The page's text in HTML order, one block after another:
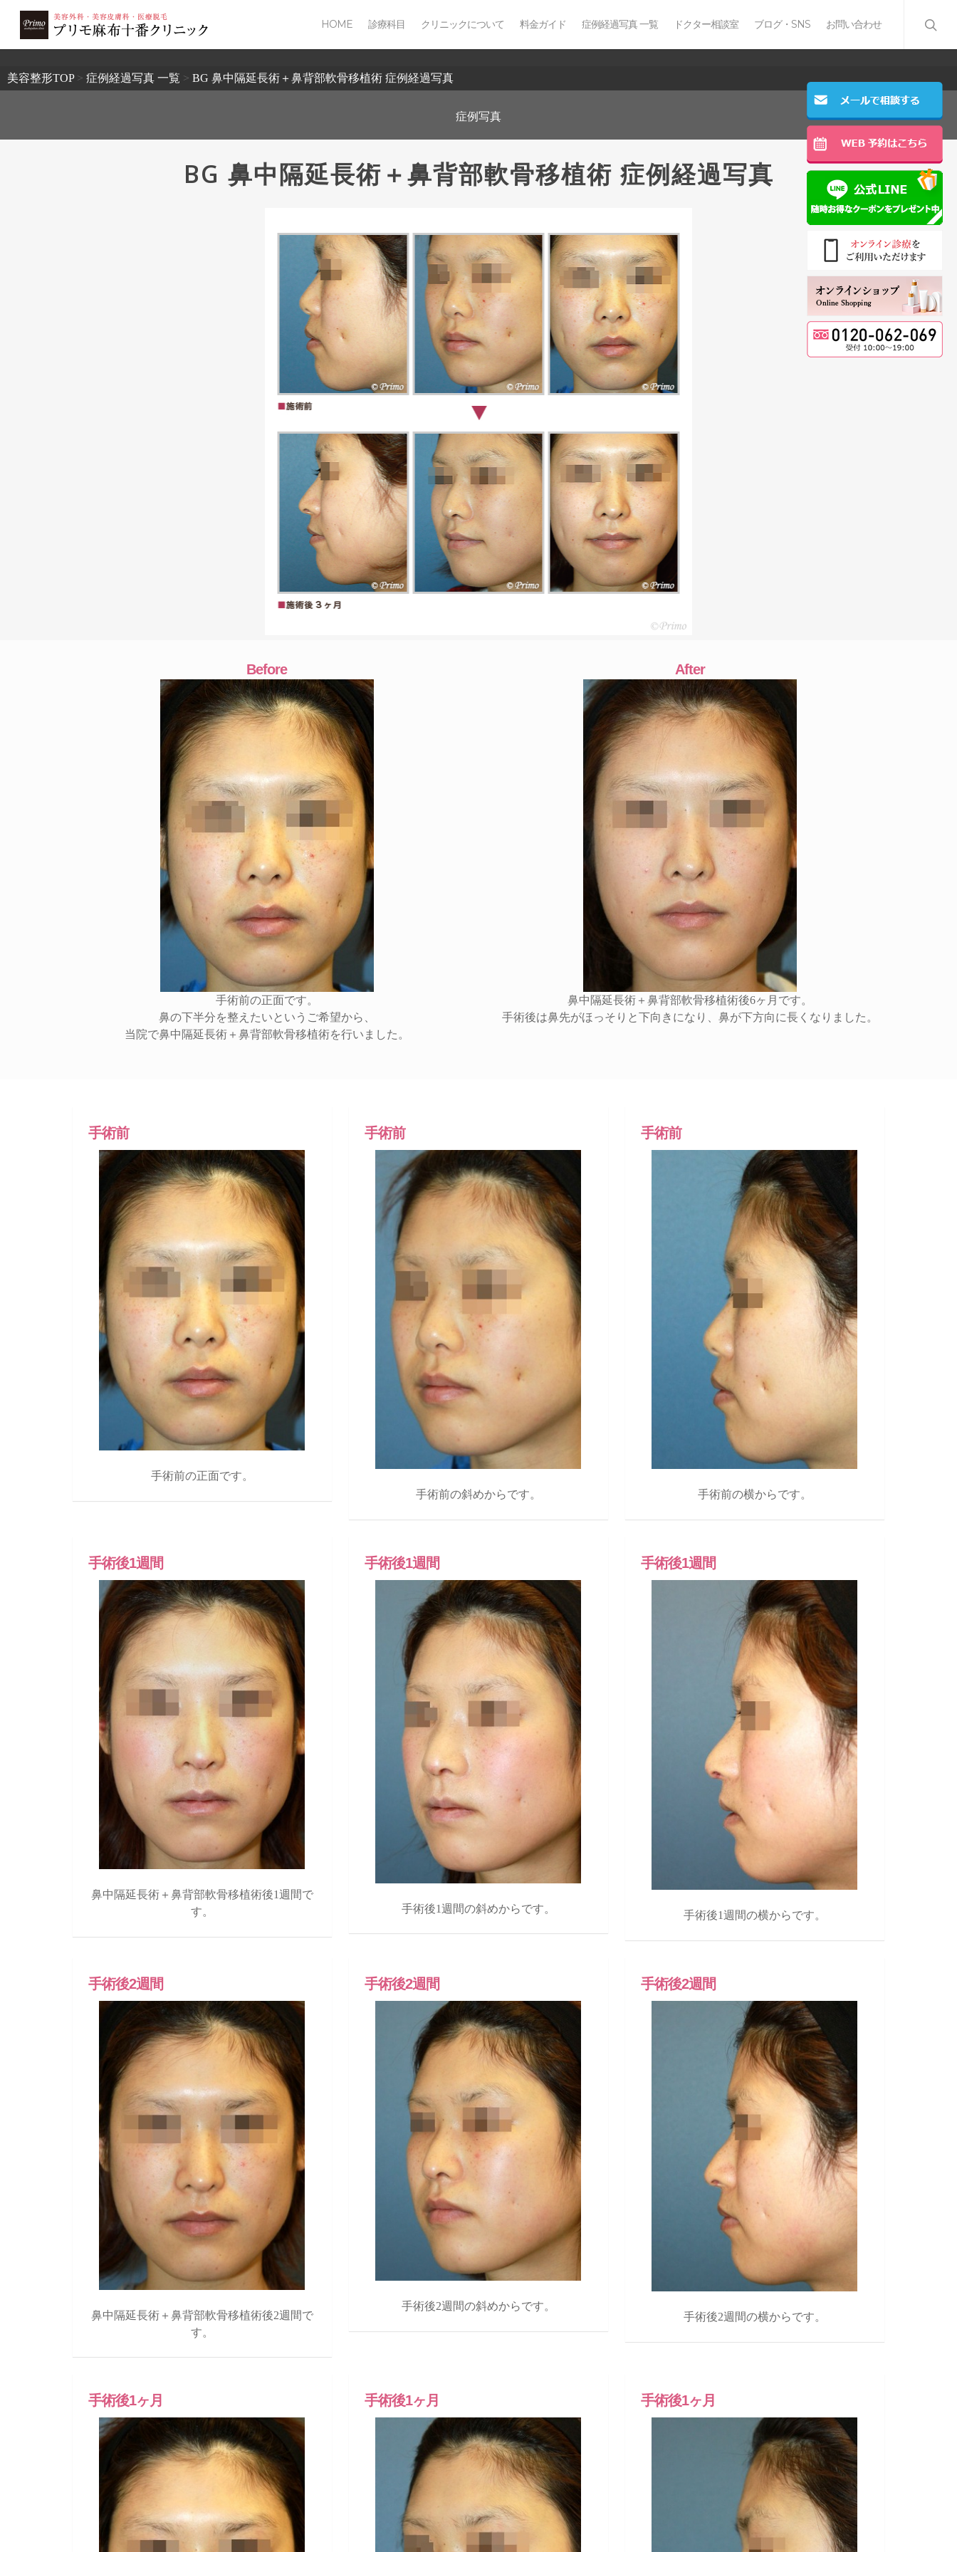
2503
HOME 診療科目 クリニックについて 料金ガイド 症例経過写真 一覧 ドクター相談室 ブログ・SNS お問い合わせ
美容整形TOP> 症例経過写真 一覧 > BG 鼻中隔延長術＋鼻背部軟骨移植術 症例経過写真
症例写真
BG 鼻中隔延長術＋鼻背部軟骨移植術 症例経過写真
Before
手術前の正面です。
鼻の下半分を整えたいというご希望から、
当院で鼻中隔延長術＋鼻背部軟骨移植術を行いました。
After
鼻中隔延長術＋鼻背部軟骨移植術後6ヶ月です。
手術後は鼻先がほっそりと下向きになり、鼻が下方向に長くなりました。
手術前
手術前の正面です。
手術前
手術前の斜めからです。
手術前
手術前の横からです。
手術後1週間
鼻中隔延長術＋鼻背部軟骨移植術後1週間で
す。
手術後1週間
手術後1週間の斜めからです。
手術後1週間
手術後1週間の横からです。
手術後2週間
鼻中隔延長術＋鼻背部軟骨移植術後2週間で
す。
手術後2週間
手術後2週間の斜めからです。
手術後2週間
手術後2週間の横からです。
手術後1ヶ月 手術後1ヶ月 手術後1ヶ月